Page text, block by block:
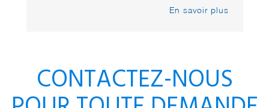
En savoir plus
CONTACTEZ-NOUS